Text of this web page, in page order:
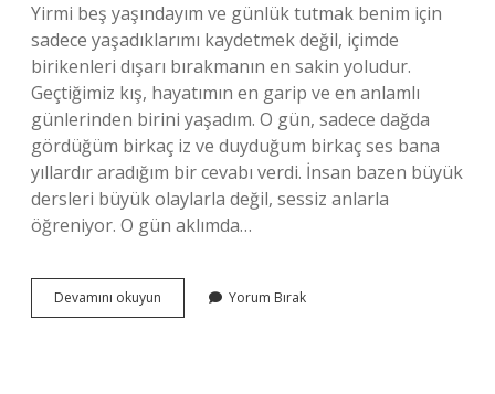
Yirmi beş yaşındayım ve günlük tutmak benim için
sadece yaşadıklarımı kaydetmek değil, içimde
birikenleri dışarı bırakmanın en sakin yoludur.
Geçtiğimiz kış, hayatımın en garip ve en anlamlı
günlerinden birini yaşadım. O gün, sadece dağda
gördüğüm birkaç iz ve duyduğum birkaç ses bana
yıllardır aradığım bir cevabı verdi. İnsan bazen büyük
dersleri büyük olaylarla değil, sessiz anlarla
öğreniyor. O gün aklımda…
Devamını okuyun
sürüsünde
Yorum Bırak